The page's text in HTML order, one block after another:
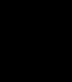
Flyer